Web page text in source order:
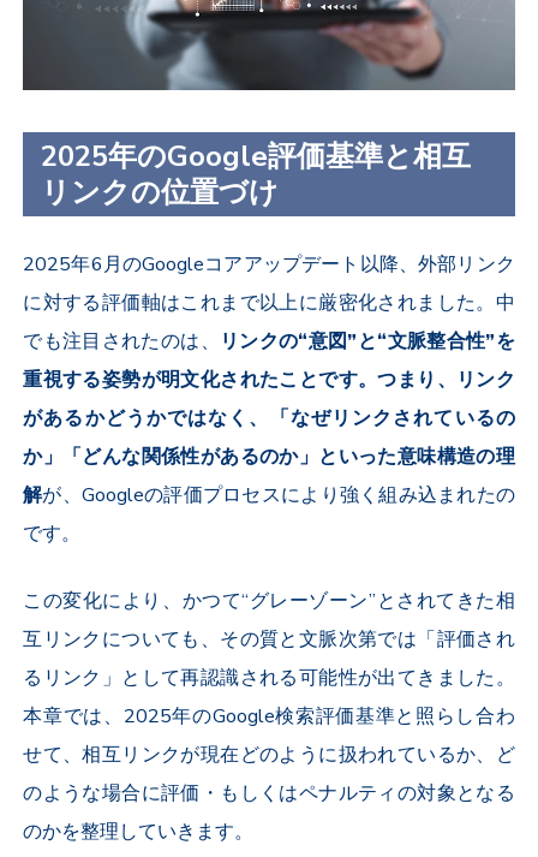
2025年のGoogle評価基準と相互
リンクの位置づけ
2025年6月のGoogleコアアップデート以降、外部リンク
に対する評価軸はこれまで以上に厳密化されました。中
でも注目されたのは、
リンクの“意図”と“文脈整合性”を
重視する姿勢が明文化されたことです。つまり、リンク
があるかどうかではなく、「なぜリンクされているの
か」「どんな関係性があるのか」といった意味構造の理
解が、Googleの評価プロセスにより強く組み込まれたの
です。
この変化により、かつて“グレーゾーン”とされてきた相
互リンクについても、その質と文脈次第では「評価され
るリンク」として再認識される可能性が出てきました。
本章では、2025年のGoogle検索評価基準と照らし合わ
せて、相互リンクが現在どのように扱われているか、ど
のような場合に評価・もしくはペナルティの対象となる
のかを整理していきます。